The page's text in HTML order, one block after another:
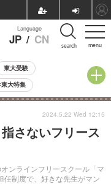
menu
Language
JP / CN search
東大受験
大特集
小学校受験
人気記事
向け）
さないフリース
ンラインフリースクール「マ
任制度で、好きな先生がマン
2024.5.22 Wed 12:15